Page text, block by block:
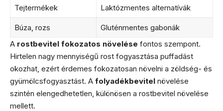
Tejtermékek Laktózmentes alternatívák
Búza, rozs
Gluténmentes gabonák
A rostbevitel fokozatos növelése fontos szempont.
Hirtelen nagy mennyiségű rost fogyasztása puffadást
okozhat, ezért érdemes fokozatosan növelni a zöldség- és
gyümölcsfogyasztást. A folyadékbevitel növelése
szintén elengedhetetlen, különösen a rostbevitel növelése
mellett.